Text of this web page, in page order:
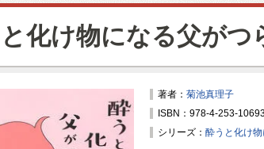
化け物になる父がつ
著者： 菊池真理子
ISBN：978-4-253-
シリーズ： 酔うと化け